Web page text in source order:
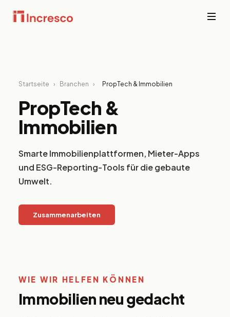
Technisch umgesetzt.
Alle ansehen →
Startseite › Branchen › PropTech & Immobilien
PropTech &
Immobilien
Smarte Immobilienplattformen, Mieter-Apps
und ESG-Reporting-Tools für die gebaute
Umwelt.
Zusammenarbeiten
WIE WIR HELFEN KÖNNEN
Immobilien neu gedacht